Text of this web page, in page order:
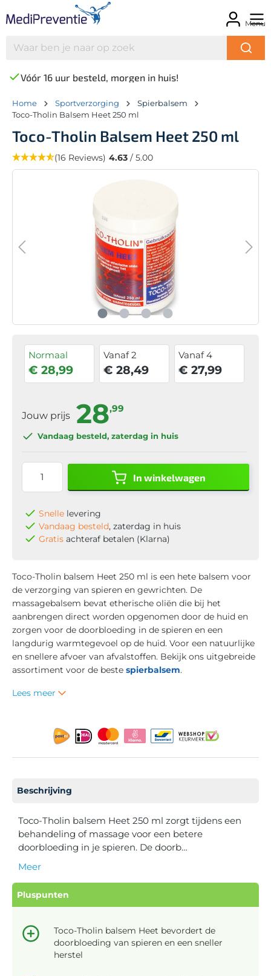
Menu
Vóór 16 uur besteld, morgen in huis!
Home Sportverzorging
Spierbalsem
Toco-Tholin Balsem Heet 250 ml
Toco-Tholin Balsem Heet 250 ml
(16 Reviews) 4.63 / 5.00
Normaal
€ 28,99
Vanaf 2
€ 28,49
Vanaf 4
€ 27,99
Jouw prijs 28,99
Vandaag besteld, zaterdag in huis
In winkelwagen
Snelle levering
Vandaag besteld, zaterdag in huis
Gratis achteraf betalen (Klarna)
Toco-Tholin balsem Heet 250 ml is een hete balsem voor
de verzorging van spieren en gewrichten. De
massagebalsem bevat etherische oliën die bij het
aanbrengen direct worden opgenomen door de huid en
zorgen voor de doorbloeding in de spieren en een
langdurig warmtegevoel op de huid. Voor een natuurlijke
en snellere afvoer van afvalstoffen. Bekijk ons uitgebreide
assortiment voor de beste spierbalsem.
Lees meer
Beschrijving
Toco-Tholin balsem Heet 250 ml zorgt tijdens een
behandeling of massage voor een betere
doorbloeding in je spieren. De doorb…
Meer
Pluspunten
Toco-Tholin balsem Heet bevordert de
doorbloeding van spieren en een sneller
herstel